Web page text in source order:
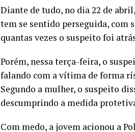
Diante de tudo, no dia 22 de
tem se sentido perseguida, com
quantas vezes o suspeito foi
Porém, nessa terça-feira, o
falando com a vítima de forma
Segundo a mulher, o suspeito
descumprindo a medida
Com medo, a jovem acionou a